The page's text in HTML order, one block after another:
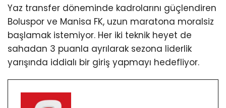
Yaz transfer döneminde kadrolarını güçlendiren
Boluspor ve Manisa FK, uzun maratona moralsiz
başlamak istemiyor. Her iki teknik heyet de
sahadan 3 puanla ayrılarak sezona liderlik
yarışında iddialı bir giriş yapmayı hedefliyor.